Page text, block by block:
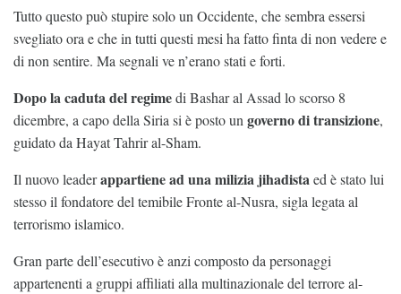
Tutto questo può stupire solo un Occidente, che sembra essersi
svegliato ora e che in tutti questi mesi ha fatto finta di non vedere e
di non sentire. Ma segnali ve n’erano stati e forti.
Dopo la caduta del regimedi Bashar al Assad lo scorso 8
dicembre, a capo della Siria si è posto un governo di transizione,
guidato da Hayat Tahrir al-Sham.
Il nuovo leaderappartiene ad una milizia jihadistaed è stato lui
stesso il fondatore del temibile Fronte al-Nusra, sigla legata al
terrorismo islamico.
Gran parte dell’esecutivo è anzi composto da personaggi
appartenenti a gruppi affiliati alla multinazionale del terrore al-